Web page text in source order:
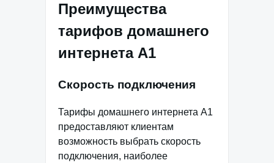
Преимущества
тарифов домашнего
интернета А1
Скорость подключения
Тарифы домашнего интернета А1
предоставляют клиентам
возможность выбрать скорость
подключения, наиболее